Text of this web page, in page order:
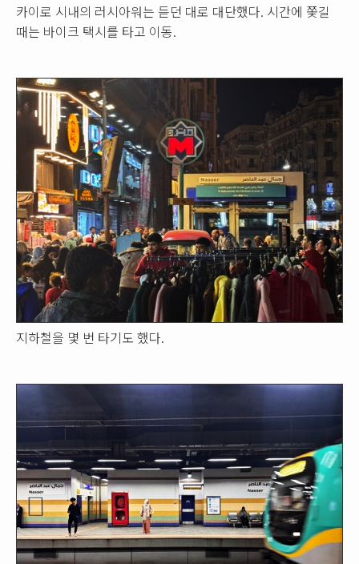
카이로 시내의 러시아워는 듣던 대로 대단했다. 시간에 쫓길
때는 바이크 택시를 타고 이동.
지하철을 몇 번 타기도 했다.